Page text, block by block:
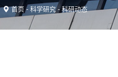
首页- 科学研究-科研动态